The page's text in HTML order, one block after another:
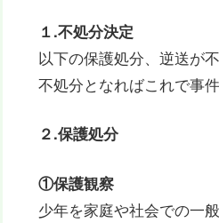
１.不処分決定
以下の保護処分、逆送が
不処分となればこれで事
２.保護処分
①保護観察
少年を家庭や社会での一